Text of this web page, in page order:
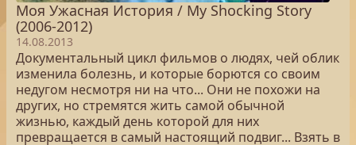
Моя Ужасная История / My Shocking Story
(2006-2012)
14.08.2013
Документальный цикл фильмов о людях, чей облик
изменила болезнь, и которые борются со своим
недугом несмотря ни на что... Они не похожи на
других, но стремятся жить самой обычной
жизнью, каждый день которой для них
превращается в самый настоящий подвиг... Взять в